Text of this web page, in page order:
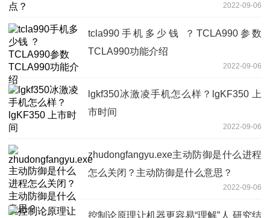
2022-09-06
tcla990手机多少钱 ？TCLA990参数
TCLA990功能介绍
2022-09-06
lgkf350冰激凌手机怎么样？lgKF350 上
市时间
2022-09-06
zhudongfangyu.exe主动防御是什么进程
怎么关闭？主动防御是什么意思？
2022-09-06
控制论原理让机器更容易“理解”人 研究结